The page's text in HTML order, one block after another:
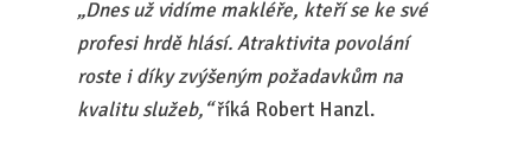
„Dnes už vidíme makléře, kteří se ke své
profesi hrdě hlásí. Atraktivita povolání
roste i díky zvýšeným požadavkům na
kvalitu služeb,“říká Robert Hanzl.